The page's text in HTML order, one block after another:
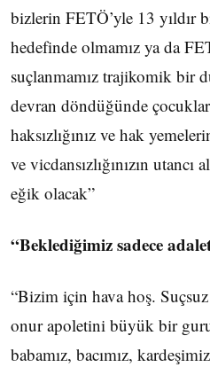
bizlerin FETÖ’yle 13 yıldır
hedefinde olmamız ya da
suçlanmamız trajikomik bir
devran döndüğünde
haksızlığınız ve hak
ve vicdansızlığınızın utancı
eğik olacak”
“Beklediğimiz sadece
“Bizim için hava hoş. Suçsuz
onur apoletini büyük bir
babamız, bacımız,